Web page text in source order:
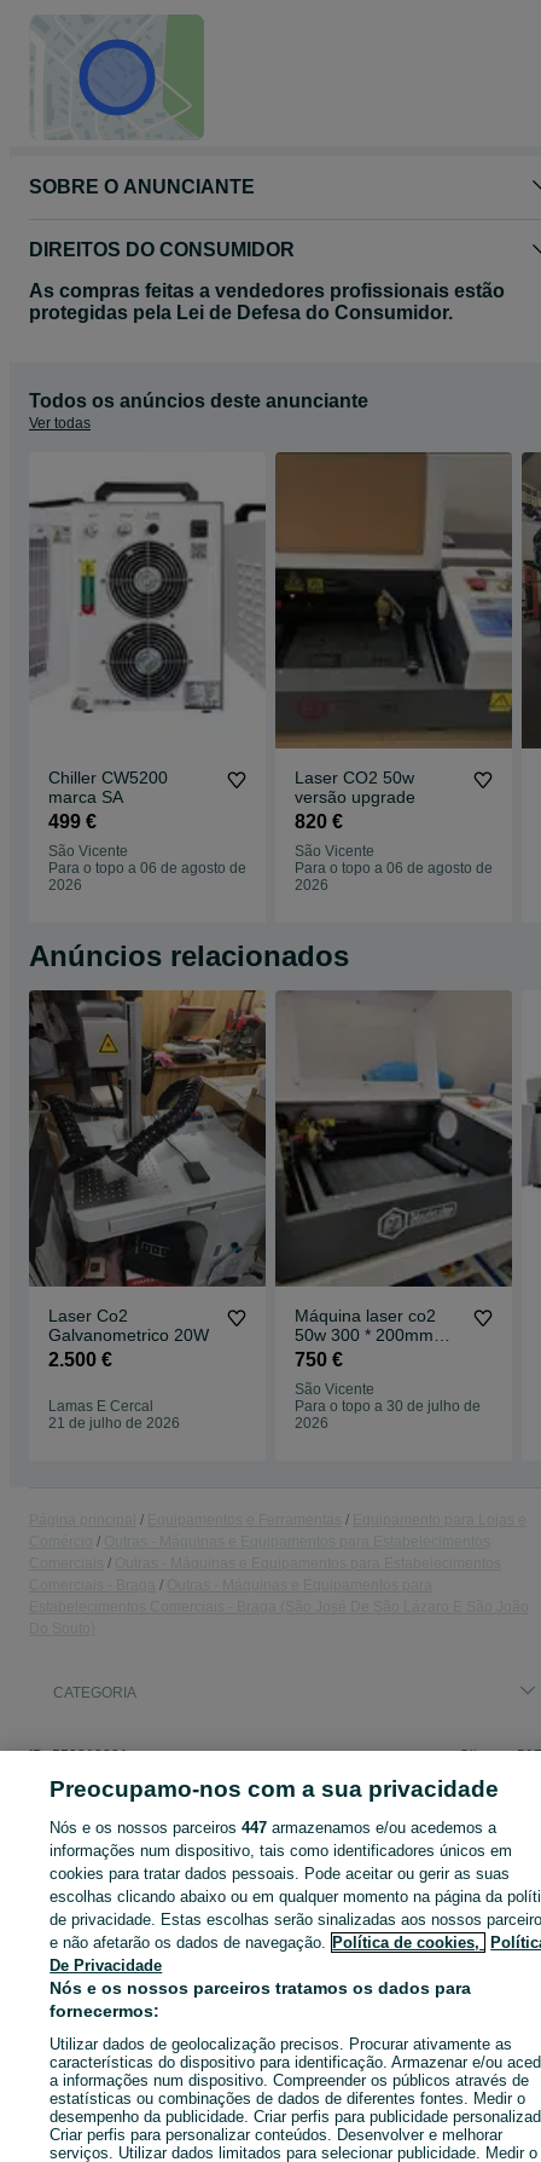
SOBRE O ANUNCIANTE
DIREITOS DO CONSUMIDOR
As compras feitas a vendedores profissionais estão
protegidas pela Lei de Defesa do Consumidor.
Todos os anúncios deste anunciante
Ver todas
Chiller CW5200
marca SA
499 €
São Vicente
Para o topo a 06 de agosto de
2026
Laser CO2 50w
versão upgrade
820 €
São Vicente
Para o topo a 06 de agosto de
2026
Anúncios relacionados
Laser Co2
Galvanometrico 20W
2.500 €
Lamas E Cercal
21 de julho de 2026
Máquina laser co2
50w 300 * 200mm
30*20cm
750 €
São Vicente
Para o topo a 30 de julho de
2026
CATEGORIA
ID:558312391 Cliques:
Entra na tua conta OLX ou cria uma nova para contactares
anunciante
Entrar ou criar conta
Preocupamo-nos com a sua privacidade
Nós e os nossos parceiros447 armazenamos e/ou acedemos a
informações num dispositivo, tais como identificadores únicos em
cookies para tratar dados pessoais. Pode aceitar ou gerir as suas
escolhas clicando abaixo ou em qualquer momento na página da
de privacidade. Estas escolhas serão sinalizadas aos nossos
e não afetarão os dados de navegação. Política de cookies,
De Privacidade
Nós e os nossos parceiros tratamos os dados para
fornecermos:
Utilizar dados de geolocalização precisos. Procurar ativamente as
características do dispositivo para identificação. Armazenar e/ou
a informações num dispositivo. Compreender os públicos através de
estatísticas ou combinações de dados de diferentes fontes. Medir o
desempenho da publicidade. Criar perfis para publicidade
Criar perfis para personalizar conteúdos. Desenvolver e melhorar
serviços. Utilizar dados limitados para selecionar publicidade. Medir o